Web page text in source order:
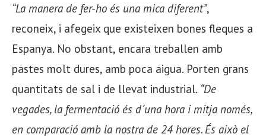
“La manera de fer-ho és una mica diferent”,
reconeix, i afegeix que existeixen bones fleques a
Espanya. No obstant, encara treballen amb
pastes molt dures, amb poca aigua. Porten grans
quantitats de sal i de llevat industrial. “De
vegades, la fermentació és d´una hora i mitja només,
en comparació amb la nostra de 24 hores. És això el